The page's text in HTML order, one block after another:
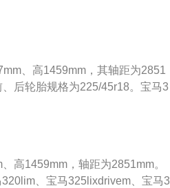
行于车辆纵向对称平面并分别抵
代轿车产品，直列4缸汽油发动
马3系的驱动方式为前置后驱，搭
速箱，这款发动机的最大功率为
寸有相关规定，根据发行的国家
后视镜，汽车宽度的限制是为相
会因为宽度太大而导致超车过程
度要窄的情况，另外，国家规定
的使用需求。
、高1459mm，其轴距为2851
后轮胎规格为225/45r18。宝马3
，最大扭矩是300nm，与其
高1459mm，轴距为2851mm。
、宝马325lixdrivem、宝马3